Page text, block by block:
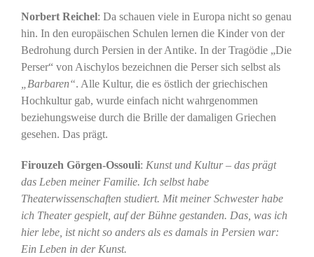
Norbert Reichel: Da schauen viele in Europa nicht so genau
hin. In den europäischen Schulen lernen die Kinder von der
Bedrohung durch Persien in der Antike. In der Tragödie „Die
Perser“ von Aischylos bezeichnen die Perser sich selbst als
„Barbaren“. Alle Kultur, die es östlich der griechischen
Hochkultur gab, wurde einfach nicht wahrgenommen
beziehungsweise durch die Brille der damaligen Griechen
gesehen. Das prägt.
Firouzeh Görgen-Ossouli: Kunst und Kultur – das prägt
das Leben meiner Familie. Ich selbst habe
Theaterwissenschaften studiert. Mit meiner Schwester habe
ich Theater gespielt, auf der Bühne gestanden. Das, was ich
hier lebe, ist nicht so anders als es damals in Persien war:
Ein Leben in der Kunst.